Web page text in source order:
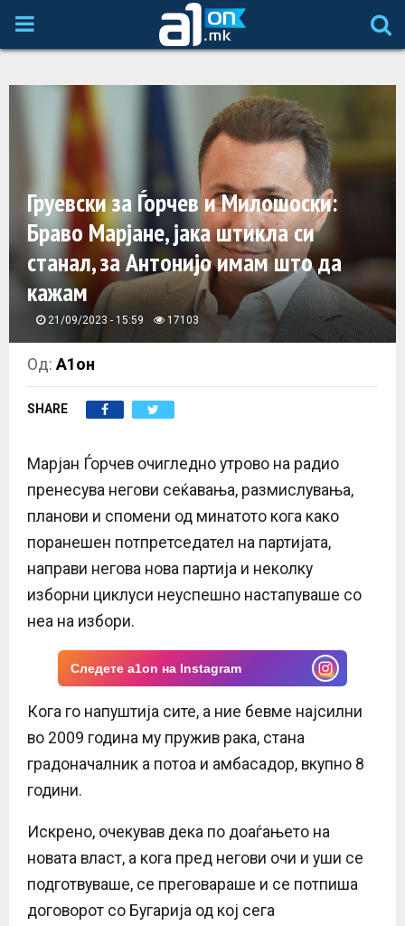
P
A
R
M
E
N
U
Груевски за Ѓорчев и Милошоски:
Браво Марјане, јака штикла си
станал, за Антонијо имам што да
кажам
21/09/2023 - 15:59 17103
Од:А1он
SHARE
Марјан Ѓорчев очигледно утрово на радио
пренесува негови сеќавања, размислувања,
планови и спомени од минатото кога како
поранешен потпретседател на партијата,
направи негова нова партија и неколку
изборни циклуси неуспешно настапуваше со
неа на избори.
Следете a1on на Instagram
Кога го напуштија сите, а ние бевме најсилни
во 2009 година му пружив рака, стана
градоначалник а потоа и амбасадор, вкупно 8
години.
Искрено, очекував дека по доаѓањето на
новата власт, а кога пред негови очи и уши се
подготвуваше, се преговараше и се потпиша
договорот со Бугарија од кој сега